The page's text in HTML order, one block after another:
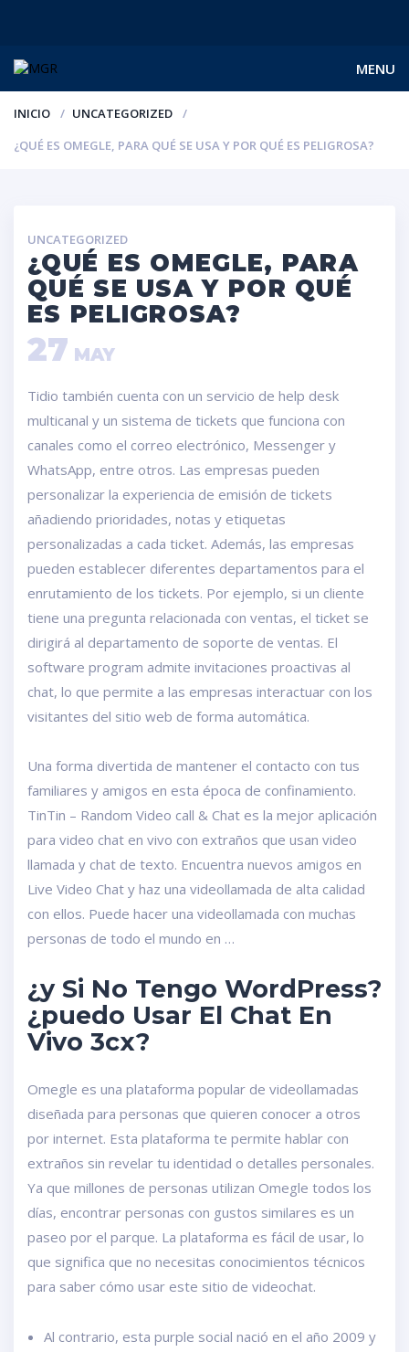
MENU
INICIO
UNCATEGORIZED
¿QUÉ ES OMEGLE, PARA QUÉ SE USA Y POR QUÉ ES PELIGROSA?
UNCATEGORIZED
¿QUÉ ES OMEGLE, PARA
QUÉ SE USA Y POR QUÉ
ES PELIGROSA?
27 MAY
Tidio también cuenta con un servicio de help desk
multicanal y un sistema de tickets que funciona con
canales como el correo electrónico, Messenger y
WhatsApp, entre otros. Las empresas pueden
personalizar la experiencia de emisión de tickets
añadiendo prioridades, notas y etiquetas
personalizadas a cada ticket. Además, las empresas
pueden establecer diferentes departamentos para el
enrutamiento de los tickets. Por ejemplo, si un cliente
tiene una pregunta relacionada con ventas, el ticket se
dirigirá al departamento de soporte de ventas. El
software program admite invitaciones proactivas al
chat, lo que permite a las empresas interactuar con los
visitantes del sitio web de forma automática.
Una forma divertida de mantener el contacto con tus
familiares y amigos en esta época de confinamiento.
TinTin – Random Video call & Chat es la mejor aplicación
para video chat en vivo con extraños que usan video
llamada y chat de texto. Encuentra nuevos amigos en
Live Video Chat y haz una videollamada de alta calidad
con ellos. Puede hacer una videollamada con muchas
personas de todo el mundo en …
¿y Si No Tengo WordPress?
¿puedo Usar El Chat En
Vivo 3cx?
Omegle es una plataforma popular de videollamadas
diseñada para personas que quieren conocer a otros
por internet. Esta plataforma te permite hablar con
extraños sin revelar tu identidad o detalles personales.
Ya que millones de personas utilizan Omegle todos los
días, encontrar personas con gustos similares es un
paseo por el parque. La plataforma es fácil de usar, lo
que significa que no necesitas conocimientos técnicos
para saber cómo usar este sitio de videochat.
Al contrario, esta purple social nació en el año 2009 y